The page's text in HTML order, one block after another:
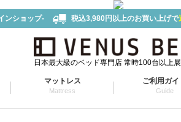
ンショップ- 税込3,980円以上のお買い上げで
日本最大級のベッド専門店 常時100台以上
マットレス
Mattress
ご利用ガイ
Guide